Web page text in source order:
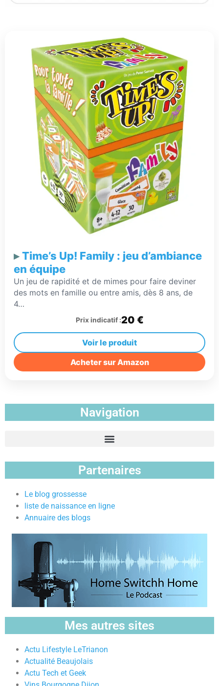
Time’s Up! Family : jeu d’ambiance
en équipe
Un jeu de rapidité et de mimes pour faire deviner
des mots en famille ou entre amis, dès 8 ans, de
4…
Prix indicatif :20 €
Voir le produit
Acheter sur Amazon
Navigation
Partenaires
Le blog grossesse
liste de naissance en ligne
Annuaire des blogs
Mes autres sites
Actu Lifestyle LeTrianon
Actualité Beaujolais
Actu Tech et Geek